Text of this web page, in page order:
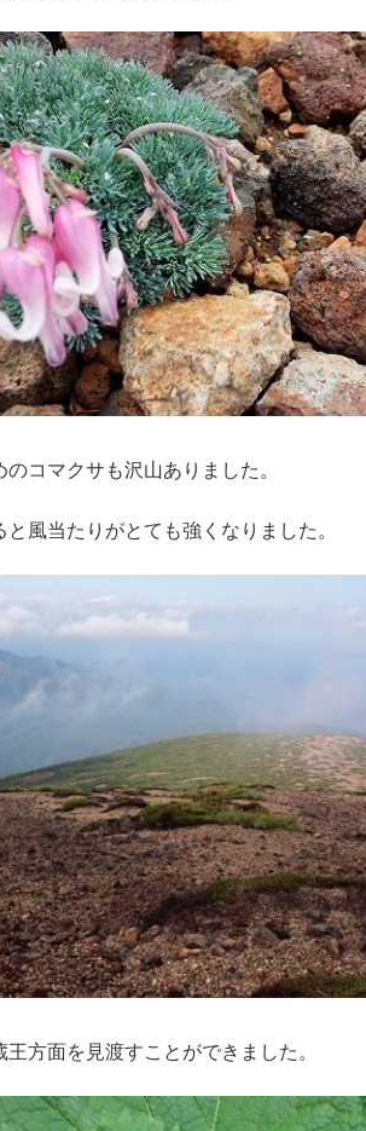
コマクサも沢山ありました。
風当たりがとても強くなりました。
方面を見渡すことができました。